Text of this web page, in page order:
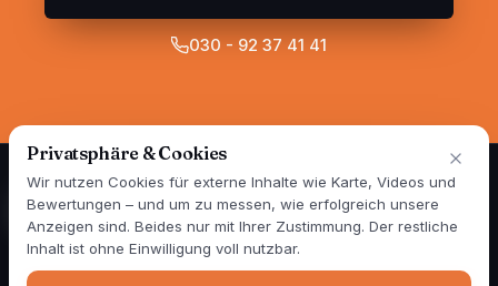
030 - 92 37 41 41
Spezialisten für Wand- und Fassadensanierung in Berlin und
Brandenburg — seit über 25 Jahren. 1999 gegründet, im Jahr
Privatsphäre & Cookies
Wir nutzen Cookies für externe Inhalte wie Karte, Videos und
Bewertungen – und um zu messen, wie erfolgreich unsere
Anzeigen sind. Beides nur mit Ihrer Zustimmung. Der restliche
Inhalt ist ohne Einwilligung voll nutzbar.